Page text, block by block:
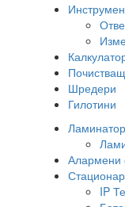
Шредери
Гилотини
Алармени
IP